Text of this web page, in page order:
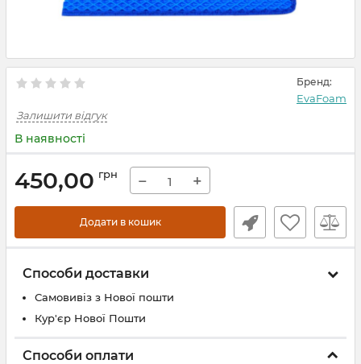
Бренд:
EvaFoam
Залишити відгук
В наявності
450,00 грн − +
Додати в кошик
Способи доставки
Самовивіз з Нової пошти
Кур'єр Нової Пошти
Способи оплати